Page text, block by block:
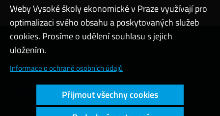
Kontaktovat podporu
Nastavení cookies
Přístupnost webu
Vysoký kontrast
Weby Vysoké školy ekonomické v Praze využívají pro
optimalizaci svého obsahu a poskytovaných služeb
cookies. Prosíme o udělení souhlasu s jejich
uložením.
Informace o ochraně osobních údajů
Přijmout všechny cookies